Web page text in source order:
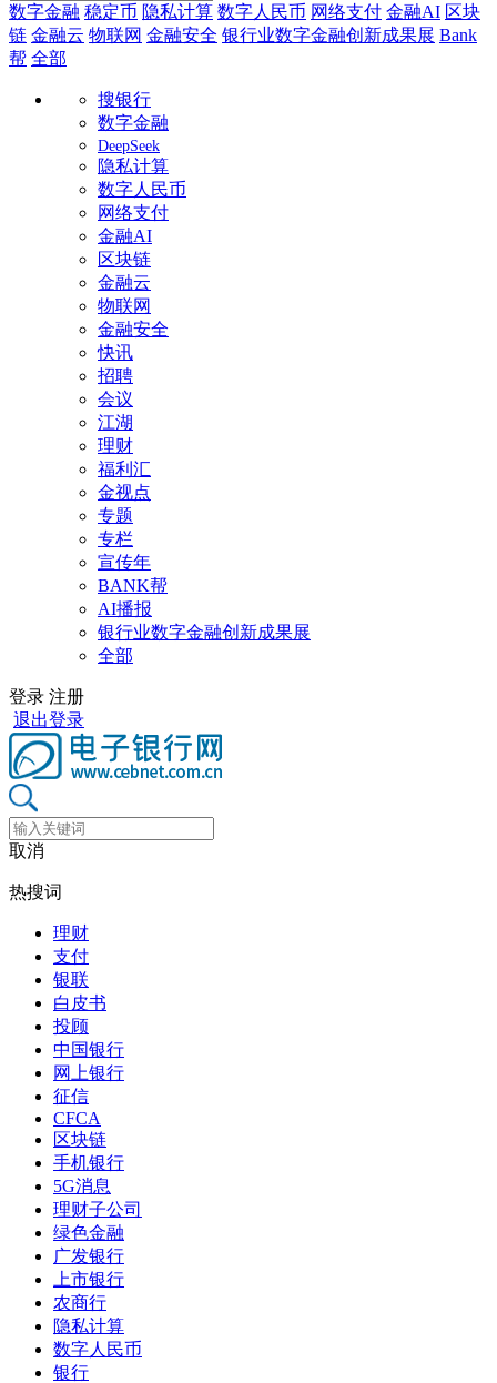
数字金融 稳定币 隐私计算 数字人民币 网络支付 金融AI 区块
链 金融云 物联网 金融安全 银行业数字金融创新成果展 Bank
帮 全部
搜银行
数字金融
DeepSeek
隐私计算
数字人民币
网络支付
金融AI
区块链
金融云
物联网
金融安全
快讯
招聘
会议
江湖
理财
福利汇
金视点
专题
专栏
宣传年
BANK帮
AI播报
银行业数字金融创新成果展
全部
登录 注册
退出登录
取消
热搜词
理财
支付
银联
白皮书
投顾
中国银行
网上银行
征信
CFCA
区块链
手机银行
5G消息
理财子公司
绿色金融
广发银行
上市银行
农商行
隐私计算
数字人民币
银行